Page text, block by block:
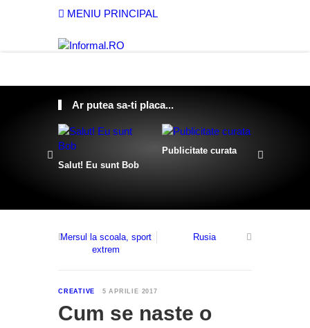
MENIU PRINCIPAL
Ar putea sa-ti placa...
Salut! Eu sunt Bob
Publicitate curata
Mersul la scoala, sport
extrem
Rusia
CREATIVE 5 APRILIE 2017
Cum se naste o